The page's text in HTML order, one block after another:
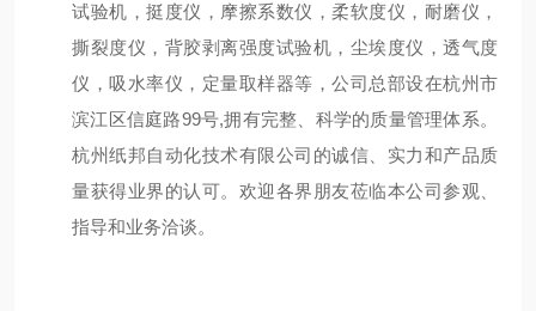
试验机，挺度仪，摩擦系数仪，柔软度仪，耐磨仪，
撕裂度仪，背胶剥离强度试验机，尘埃度仪，透气度
仪，吸水率仪，定量取样器等，公司总部设在杭州市
滨江区信庭路99号,拥有完整、科学的质量管理体系。
杭州纸邦自动化技术有限公司的诚信、实力和产品质
量获得业界的认可。欢迎各界朋友莅临本公司参观、
指导和业务洽谈。